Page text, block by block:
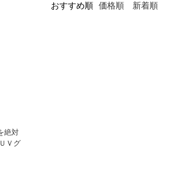
おすすめ順 価格順 新着順
絶対
Ｖグ